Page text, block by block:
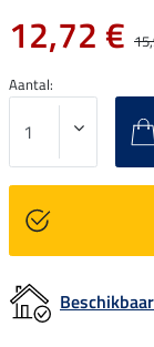
12,72 €
Aantal: